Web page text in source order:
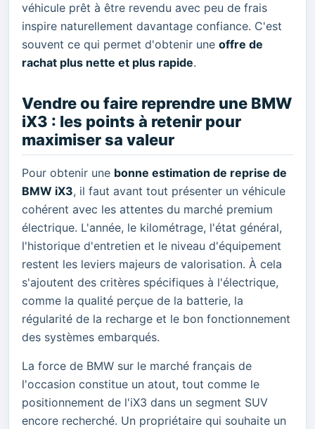
véhicule prêt à être revendu avec peu de frais
inspire naturellement davantage confiance. C'est
souvent ce qui permet d'obtenir une offre de
rachat plus nette et plus rapide.
Vendre ou faire reprendre une BMW
iX3 : les points à retenir pour
maximiser sa valeur
Pour obtenir une bonne estimation de reprise de
BMW iX3, il faut avant tout présenter un véhicule
cohérent avec les attentes du marché premium
électrique. L'année, le kilométrage, l'état général,
l'historique d'entretien et le niveau d'équipement
restent les leviers majeurs de valorisation. À cela
s'ajoutent des critères spécifiques à l'électrique,
comme la qualité perçue de la batterie, la
régularité de la recharge et le bon fonctionnement
des systèmes embarqués.
La force de BMW sur le marché français de
l'occasion constitue un atout, tout comme le
positionnement de l'iX3 dans un segment SUV
encore recherché. Un propriétaire qui souhaite un